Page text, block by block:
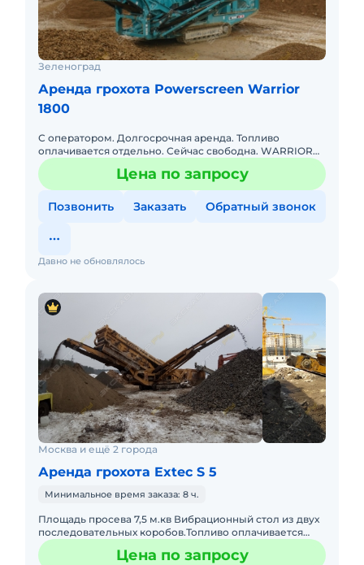
Зеленоград
Аренда грохота Powerscreen Warrior
1800
С оператором. Долгосрочная аренда. Топливо
оплачивается отдельно. Сейчас свободна. WARRIOR
1800. Первичный двухдековый грохот. Просевная 4.88
на 1.52, приемныйЦена по запросу
Позвонить Заказать Обратный звонок
Давно не обновлялось
Москва и ещё 2 города
Аренда грохота Extec S 5
Минимальное время заказа: 8 ч.
Площадь просева 7,5 м.кв Вибрационный стол из двух
последовательных коробов.Топливо оплачивается
отдельно. Техника с малой наработкой. С оператором.
Пакет отчет
Цена по запросу